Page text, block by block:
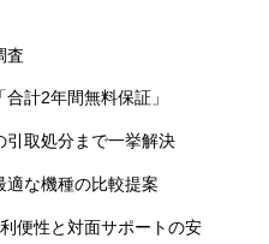
査
計2年間無料保証」
引取処分まで一挙解決
適な機種の比較提案
便性と対面サポートの安